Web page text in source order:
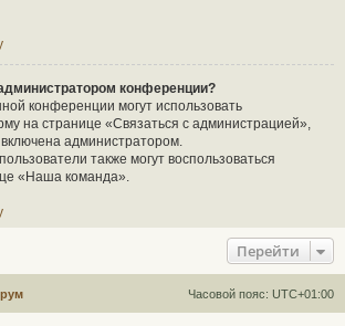
конференции?
конференции могут использовать
на странице «Связаться с администрацией»,
администратором.
также могут воспользоваться
«Наша команда».
Перейти
Часовой пояс: UTC+01:00